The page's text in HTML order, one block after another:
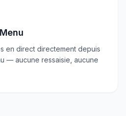
en direct directement depuis
— aucune ressaisie, aucune